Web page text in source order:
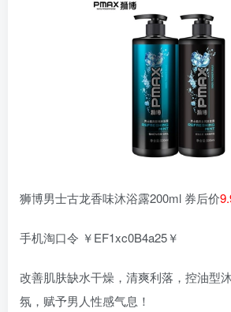
狮博男士古龙香味沐浴露200ml 券后价
手机淘口令 ￥EF1xc0B4a25￥
改善肌肤缺水干燥，清爽利落，控油型
氛，赋予男人性感气息！